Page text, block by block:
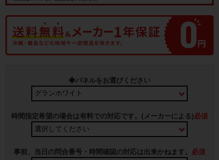
◆パネルをお選びください
時間指定希望の場合は有料での対応です。(メーカーによる)必須
事前、当日の問合番号・時間確認の対応は出来かねます。 必須